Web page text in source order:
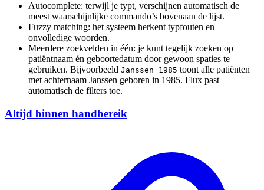
Autocomplete: terwijl je typt, verschijnen automatisch de
meest waarschijnlijke commando’s bovenaan de lijst.
Fuzzy matching: het systeem herkent typfouten en
onvolledige woorden.
Meerdere zoekvelden in één: je kunt tegelijk zoeken op
patiëntnaam én geboortedatum door gewoon spaties te
gebruiken. Bijvoorbeeld Janssen 1985 toont alle patiënten
met achternaam Janssen geboren in 1985. Flux past
automatisch de filters toe.
Altijd binnen handbereik